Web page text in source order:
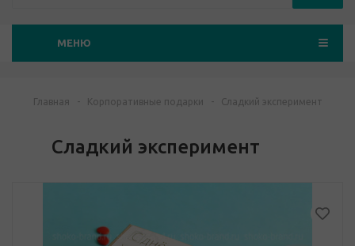
МЕНЮ
Главная - Корпоративные подарки - Сладкий эксперимент
Сладкий эксперимент